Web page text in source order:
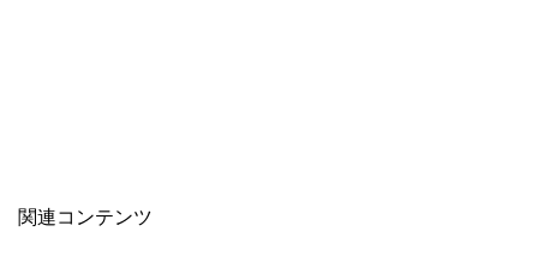
関連コンテンツ